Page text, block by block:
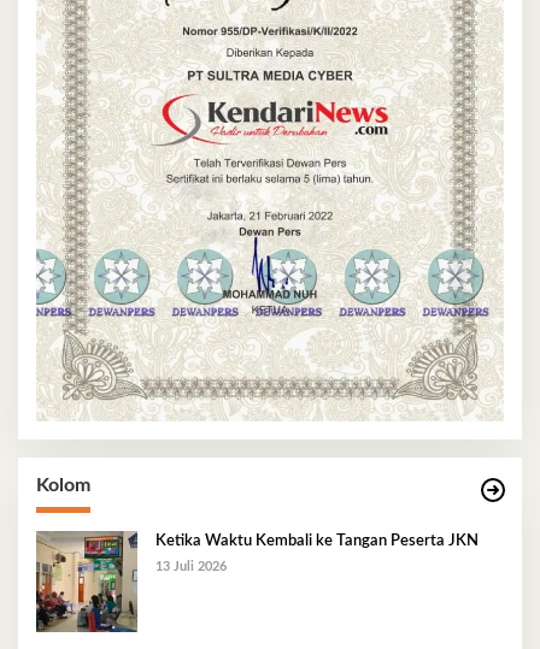
Kolom
Ketika Waktu Kembali ke Tangan Peserta JKN
13 Juli 2026